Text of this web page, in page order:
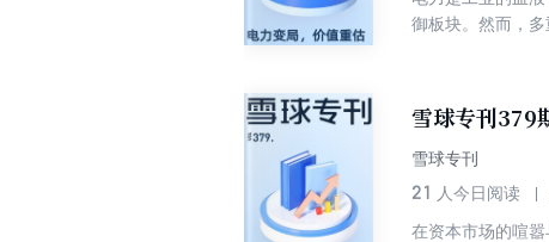
御板块。然而，
雪球专刊379
雪球专刊
21 人今日阅读
在资本市场的喧